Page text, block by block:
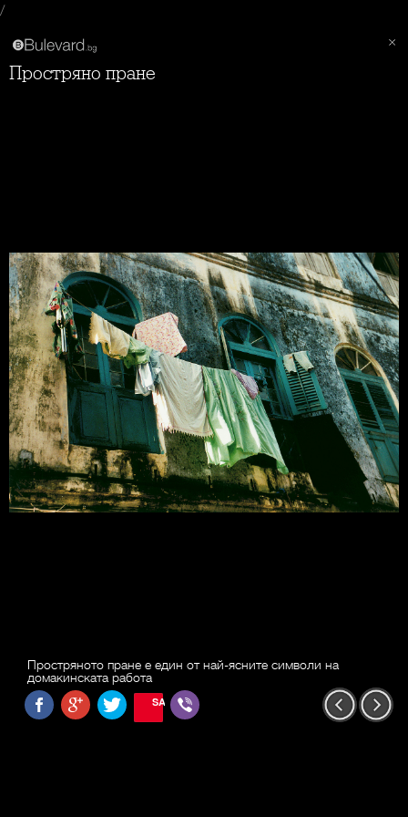
/
Простряно пране
Простряното пране е един от най-ясните символи на
домакинската работа
SAVE